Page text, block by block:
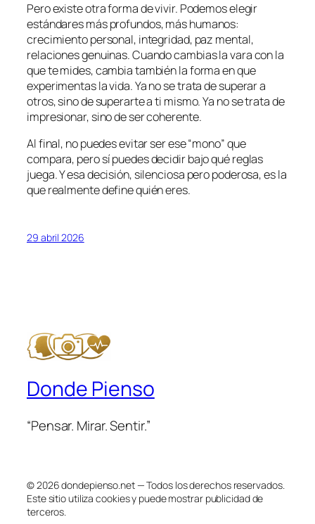
Pero existe otra forma de vivir. Podemos elegir
estándares más profundos, más humanos:
crecimiento personal, integridad, paz mental,
relaciones genuinas. Cuando cambias la vara con la
que te mides, cambia también la forma en que
experimentas la vida. Ya no se trata de superar a
otros, sino de superarte a ti mismo. Ya no se trata de
impresionar, sino de ser coherente.
Al final, no puedes evitar ser ese “mono” que
compara, pero sí puedes decidir bajo qué reglas
juega. Y esa decisión, silenciosa pero poderosa, es la
que realmente define quién eres.
29 abril 2026
Donde Pienso
“Pensar. Mirar. Sentir.”
© 2026 dondepienso.net — Todos los derechos reservados.
Este sitio utiliza cookies y puede mostrar publicidad de
terceros.